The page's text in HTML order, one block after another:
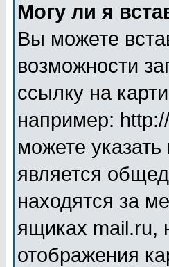
Могу ли я
Вы можете
возможности
ссылку на
например:
можете
является
находятся за
ящиках mail.ru,
отображения